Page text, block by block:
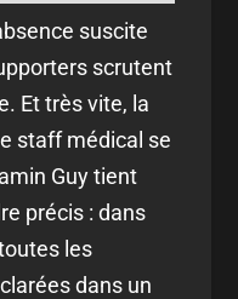
suscite
scrutent
Et très vite, la
staff médical se
Guy tient
précis : dans
les
dans un